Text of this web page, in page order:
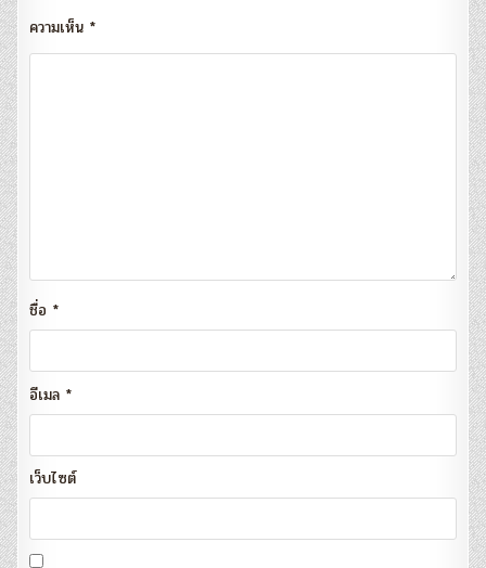
ความเห็น *
ชื่อ *
อีเมล *
เว็บไซต์